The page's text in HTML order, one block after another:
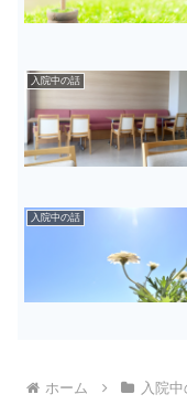
入院中の話
入院中の話
ホーム 入院中